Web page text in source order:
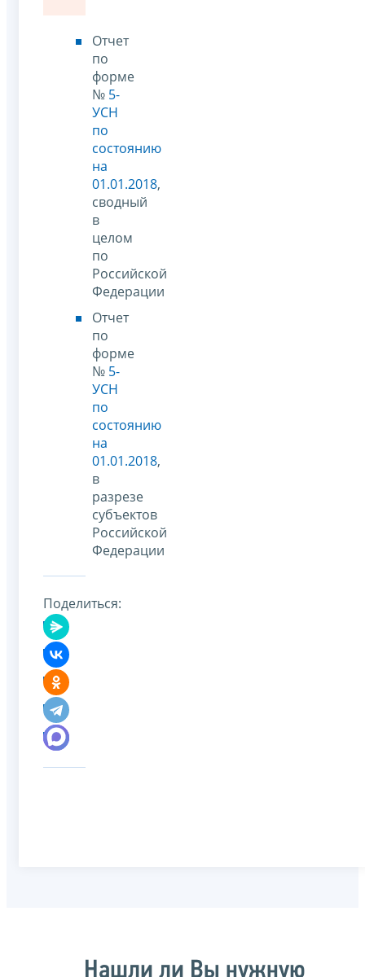
Отчет
по
форме
№ 5-
УСН
по
состоянию
на
01.01.2018,
сводный
в
целом
по
Российской
Федерации
Отчет
по
форме
№ 5-
УСН
по
состоянию
на
01.01.2018,
в
разрезе
субъектов
Российской
Федерации
Поделиться:
Нашли ли Вы нужную